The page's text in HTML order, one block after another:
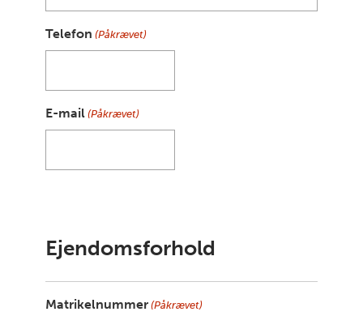
Telefon (Påkrævet)
E-mail (Påkrævet)
Ejendomsforhold
Matrikelnummer (Påkrævet)